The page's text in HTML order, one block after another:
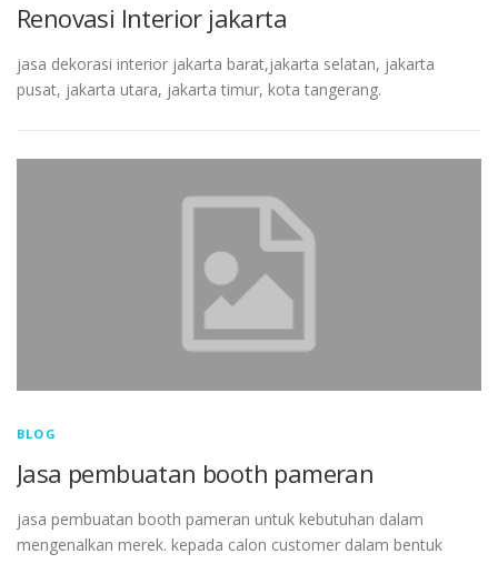
Renovasi Interior jakarta
jasa dekorasi interior jakarta barat,jakarta selatan, jakarta
pusat, jakarta utara, jakarta timur, kota tangerang.
BLOG
Jasa pembuatan booth pameran
jasa pembuatan booth pameran untuk kebutuhan dalam
mengenalkan merek. kepada calon customer dalam bentuk